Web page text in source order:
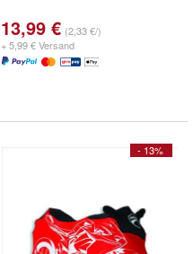
13,99 € (2,33 €/)
+ 5,99 € Versand
- 13%